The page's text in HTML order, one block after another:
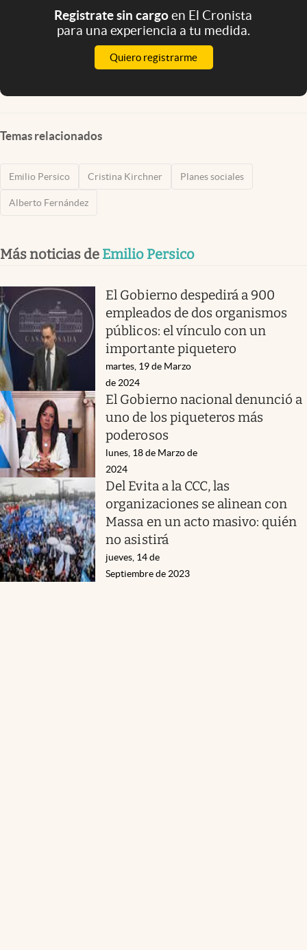
Registrate sin cargoen El Cronista
para una experiencia a tu medida.
Quiero registrarme
Temas relacionados
Emilio Persico Cristina Kirchner Planes sociales
Alberto Fernández
Más noticias de Emilio Persico
El Gobierno despedirá a 900
empleados de dos organismos
públicos: el vínculo con un
importante piquetero
martes, 19 de Marzo
de 2024
El Gobierno nacional denunció a
uno de los piqueteros más
poderosos
lunes, 18 de Marzo de
2024
Del Evita a la CCC, las
organizaciones se alinean con
Massa en un acto masivo: quién
no asistirá
jueves, 14 de
Septiembre de 2023